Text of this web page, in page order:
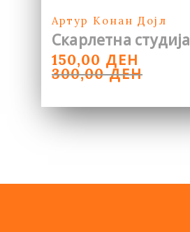
Артур Конан Дојл
Скарлетна студија
300,00ДЕН
ORIGINAL
PRICE
WAS:
150,00 ДЕН
CURRENT
PRICE
IS: